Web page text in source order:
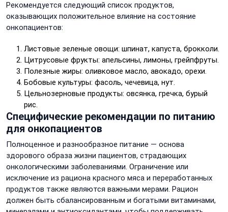
Рекомендуется следующий список продуктов,
оказывающих положительное влияние на состояние
онкопациентов:
Листовые зеленые овощи: шпинат, капуста, брокколи.
Цитрусовые фрукты: апельсины, лимоны, грейпфруты.
Полезные жиры: оливковое масло, авокадо, орехи.
Бобовые культуры: фасоль, чечевица, нут.
Цельнозерновые продукты: овсянка, гречка, бурый
рис.
Специфические рекомендации по питанию
для онкопациентов
Полноценное и разнообразное питание — основа
здорового образа жизни пациентов, страдающих
онкологическими заболеваниями. Ограничение или
исключение из рациона красного мяса и переработанных
продуктов также являются важными мерами. Рацион
должен быть сбалансированным и богатыми витаминами,